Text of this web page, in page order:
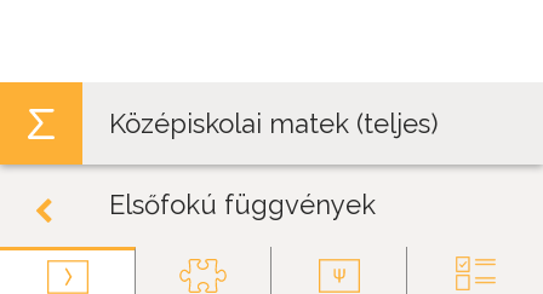
Középiskolai matek (teljes)
Elsőfokú függvények